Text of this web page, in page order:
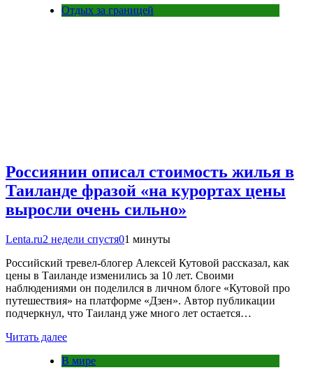
Отдых за границей
Россиянин описал стоимость жилья в
Таиланде фразой «на курортах цены
выросли очень сильно»
Lenta.ru2 недели спустя01 минуты
Российский тревел-блогер Алексей Кутовой рассказал, как
цены в Таиланде изменились за 10 лет. Своими
наблюдениями он поделился в личном блоге «Кутовой про
путешествия» на платформе «Дзен». Автор публикации
подчеркнул, что Таиланд уже много лет остается…
Читать далее
В мире